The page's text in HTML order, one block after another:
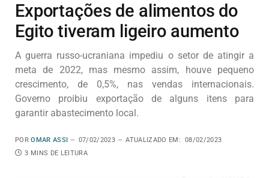
Exportações de alimentos do
Egito tiveram ligeiro aumento
A guerra russo-ucraniana impediu o setor de atingir a
meta de 2022, mas mesmo assim, houve pequeno
crescimento, de 0,5%, nas vendas internacionais.
Governo proibiu exportação de alguns itens para
garantir abastecimento local.
POR OMAR ASSI 07/02/2023 ATUALIZADO EM:
08/02/2023
3 MINS DE LEITURA